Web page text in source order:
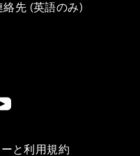
絡先 (英語のみ)
と利用規約